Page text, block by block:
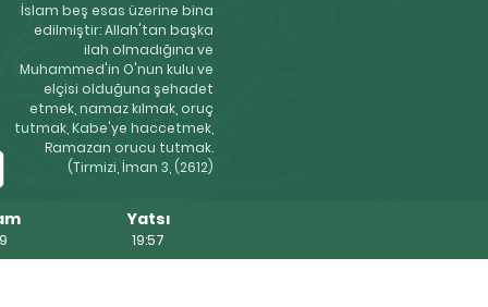
İslam beş esas üzerine bina
edilmiştir: Allah'tan başka
ilah olmadığına ve
Muhammed'in O'nun kulu ve
elçisi olduğuna şehadet
etmek, namaz kılmak, oruç
tutmak, Kabe'ye haccetmek,
Ramazan orucu tutmak.
(Tirmizi, İman 3, (2612)
Yatsı
19:57